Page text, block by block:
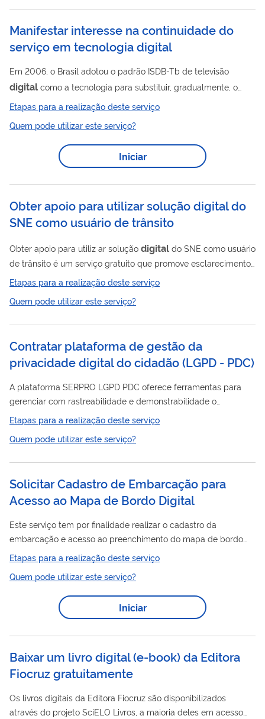
a...
Manifestar interesse na continuidade do
serviço em tecnologia digital
Em 2006, o Brasil adotou o padrão ISDB-Tb de televisão
digital como a tecnologia para substituir, gradualmente, o
padrão analógico atual, permitindo que as entidades que
executam o serviço analógico de radiodifusão de sons e
imagens e o ancilar de retransmissão possam continuar a
executar suas transmissões em tecnologiadigital
digital
provê uma série de avanços, como melhora
Etapas para a realização deste serviço
Quem pode utilizar este serviço?
Iniciar
Obter apoio para utilizar solução digital do
SNE como usuário de trânsito
Obter apoio para utiliz ar solução digital do SNE como usuário
de trânsito é um serviço gratuito que promove esclarecimentos
da utilização do Sistema de Notificação Eletrônica (SNE),
quando condutores e proprietários de veículos querem receber
notificações, comunicados e documentos em formato
dos órgãos autuadores e, se for de interesse, pagar infrações
e as condições para tal benefício,...
Etapas para a realização deste serviço
Quem pode utilizar este serviço?
Contratar plataforma de gestão da
privacidade digital do cidadão (LGPD - PDC)
A plataforma SERPRO LGPD PDC oferece ferramentas para
gerenciar com rastreabilidade e demonstrabilidade o
consentimento do titular. Serviço para abertura de requisições,
consultas e gestão de solicitações referentes ao tratamento de
dados pessoais. Útil para órgão e entidades públicas,
pessoais.
Etapas para a realização deste serviço
Quem pode utilizar este serviço?
Solicitar Cadastro de Embarcação para
Acesso ao Mapa de Bordo Digital
Este serviço tem por finalidade realizar o cadastro da
embarcação e acesso ao preenchimento do mapa de bordo
digital .
Etapas para a realização deste serviço
Quem pode utilizar este serviço?
Iniciar
Baixar um livro digital (e-book) da Editora
Fiocruz gratuitamente
Os livros digitais da Editora Fiocruz são disponibilizados
através do projeto SciELO Livros, a maioria deles em acesso